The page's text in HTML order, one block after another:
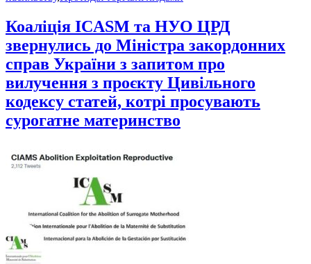
Коаліція ICASM та НУО ЦРД
звернулись до Міністра закордонних
справ України з запитом про
вилучення з проєкту Цивільного
кодексу статей, котрі просувають
сурогатне материнство